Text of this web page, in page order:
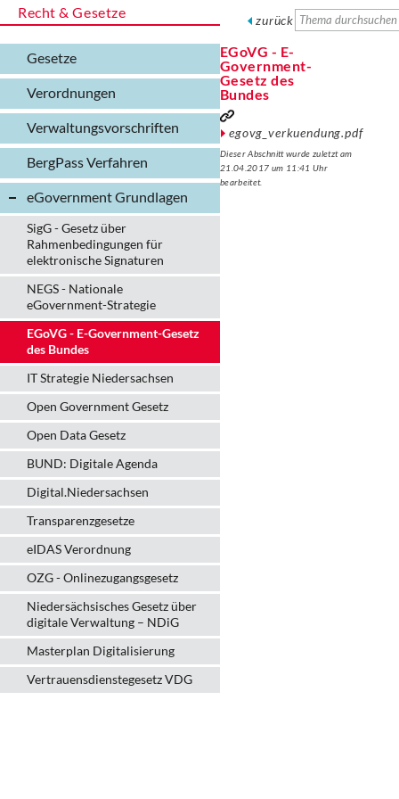
Recht & Gesetze
Gesetze
Verordnungen
Verwaltungs­vorschriften
BergPass Verfahren
eGovernment Grundlagen
SigG - Gesetz über
Rahmenbedingungen für
elektronische Signaturen
NEGS - Nationale
eGovernment-Strategie
EGoVG - E-Government-Gesetz
des Bundes
IT Strategie Niedersachsen
Open Government Gesetz
Open Data Gesetz
BUND: Digitale Agenda
Digital.Niedersachsen
Transparenzgesetze
eIDAS Verordnung
OZG - Onlinezugangsgesetz
Niedersächsisches Gesetz über
digitale Verwaltung – NDiG
Masterplan Digitalisierung
Vertrauensdienstegesetz VDG
zurück
EGoVG - E-
Government-
Gesetz des
Bundes
egovg_verkuendung.pdf
Dieser Abschnitt wurde zuletzt am
21.04.2017 um 11:41 Uhr
bearbeitet.